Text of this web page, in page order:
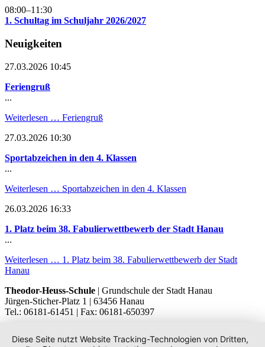
08:00–11:30
1. Schultag im Schuljahr 2026/2027
Neuigkeiten
27.03.2026 10:45
Feriengruß
...
Weiterlesen … Feriengruß
27.03.2026 10:30
Sportabzeichen in den 4. Klassen
...
Weiterlesen … Sportabzeichen in den 4. Klassen
26.03.2026 16:33
1. Platz beim 38. Fabulierwettbewerb der Stadt Hanau
...
Weiterlesen … 1. Platz beim 38. Fabulierwettbewerb der Stadt
Hanau
Theodor-Heuss-Schule | Grundschule der Stadt Hanau
Jürgen-Sticher-Platz 1 | 63456 Hanau
Tel.: 06181-61451 | Fax: 06181-650397
Diese Seite nutzt Website Tracking-Technologien von Dritten,